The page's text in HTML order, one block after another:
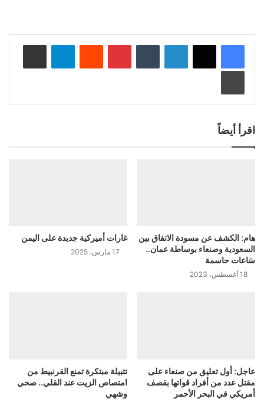
لينكدإن بينتيريست
اقرأ أيضاً
هام: الكشف عن مسودة الاتفاق بين
السعودية وصنعاء بوساطة عمان..
سَاعات حاسمة
18 أغسطس، 2023
غارات أميركية جديدة على اليمن
17 مارس، 2025
عاجل: أول تعليق من صنعاء على
مقتل عدد من أفراد قواتها بقصف
أمريكي في البحر الأحمر
تتبيلة مبتكرة تمنع القرنبيط من
امتصاص الزيت عند القلي.. صحي
وشهي